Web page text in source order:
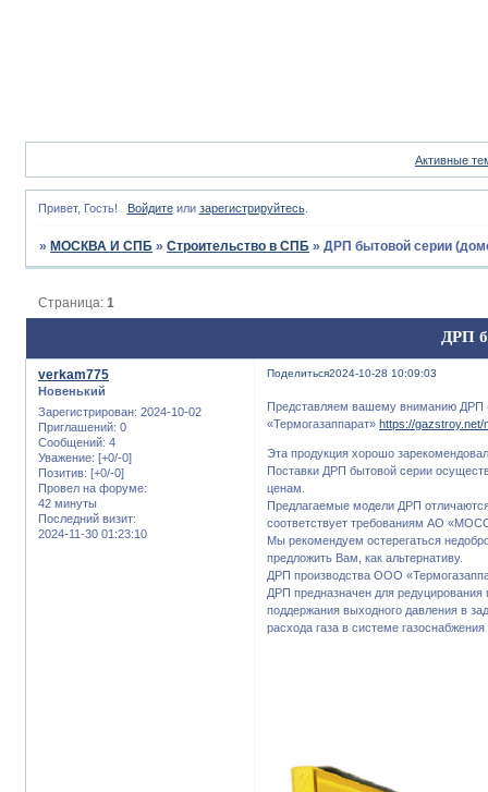
Активные
Привет, Гость! Войдитеили зарегистрируйтесь.
» МОСКВА И СПБ »Строительство в СПБ »ДРП бытовой серии
ДРП
Страница:1
Поделиться2024-10-28 10:09:03
verkam775
Новенький
Зарегистрирован: 2024-10-02
Приглашений: 0
Сообщений: 4
Уважение: [+0/-0]
Позитив: [+0/-0]
Провел на форуме:
42 минуты
Последний визит:
2024-11-30 01:23:10
Представляем вашему вниманию ДРП
«Термогазаппарат»https://gazstroy.net/
Эта продукция хорошо
Поставки ДРП бытовой серии
ценам.
Предлагаемые модели ДРП
соответствует требованиям АО
Мы рекомендуем остерегаться
предложить Вам, как альтернативу.
ДРП производства ООО
ДРП предназначен для редуцирования
поддержания выходного давления в
расхода газа в системе